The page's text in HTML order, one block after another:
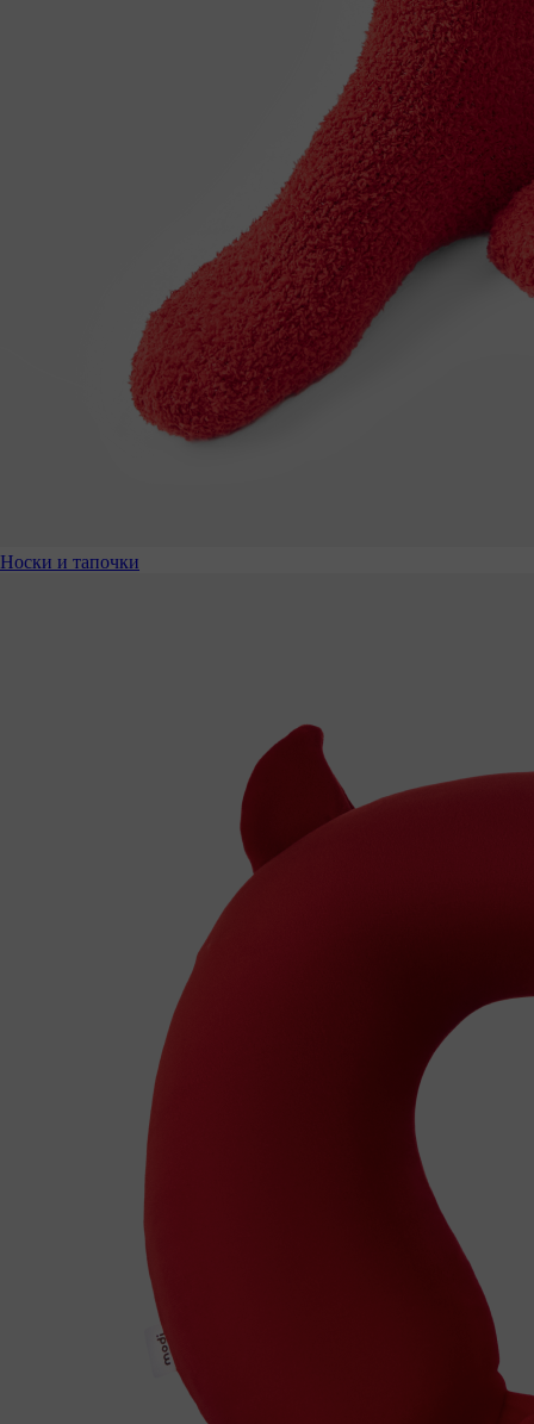
Носки и тапочки